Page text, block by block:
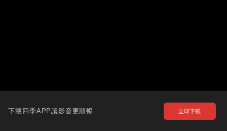
下載四季APP讓影音更順暢 立即下載